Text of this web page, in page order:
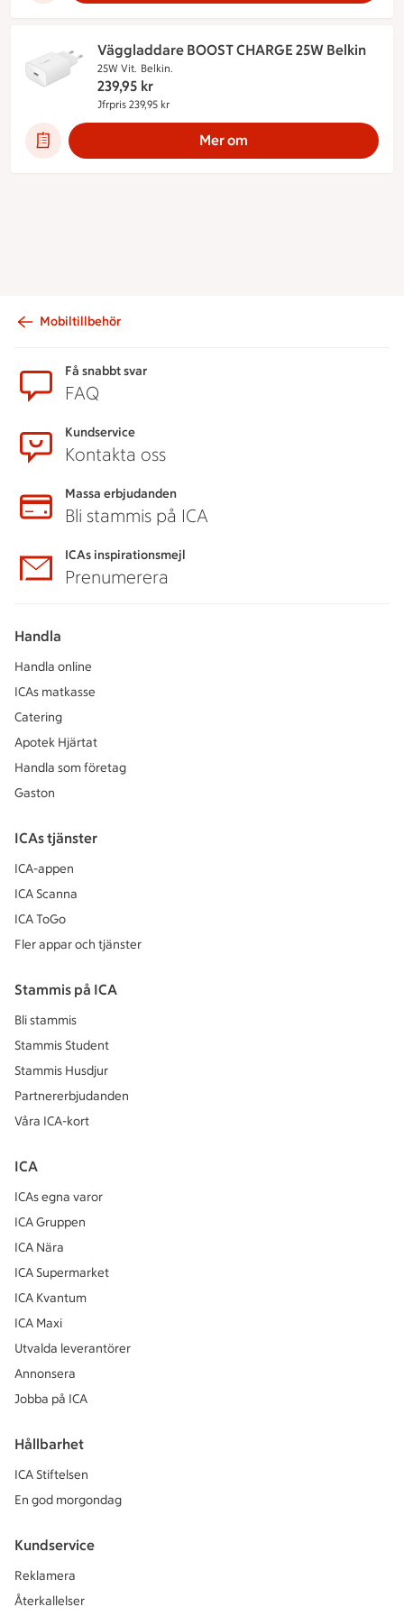
Väggladdare BOOST CHARGE 25W Belkin
25W Vit. Belkin.
239,95 kr
Jfrpris 239,95 kr
Mer om
Mobiltillbehör
Få snabbt svar
FAQ
Kundservice
Kontakta oss
Massa erbjudanden
Bli stammis på ICA
ICAs inspirationsmejl
Prenumerera
Handla
Handla online
ICAs matkasse
Catering
Apotek Hjärtat
Handla som företag
Gaston
ICAs tjänster
ICA-appen
ICA Scanna
ICA ToGo
Fler appar och tjänster
Stammis på ICA
Bli stammis
Stammis Student
Stammis Husdjur
Partnererbjudanden
Våra ICA-kort
ICA
ICAs egna varor
ICA Gruppen
ICA Nära
ICA Supermarket
ICA Kvantum
ICA Maxi
Utvalda leverantörer
Annonsera
Jobba på ICA
Hållbarhet
ICA Stiftelsen
En god morgondag
Kundservice
Reklamera
Återkallelser